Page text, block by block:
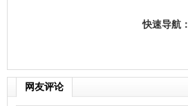
快速导航：
网友评论